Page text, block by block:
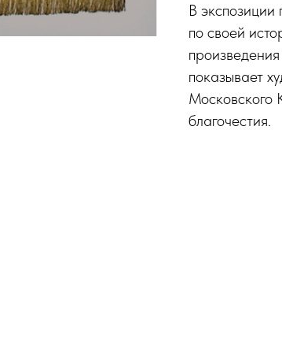
В экспозиции
по своей
показывает
Московского
благочестия.